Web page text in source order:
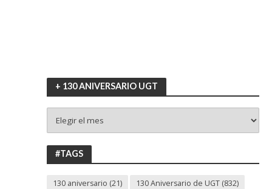
+ 130 ANIVERSARIO UGT
130
ANIVERSARIO
UGT
#TAGS
130 aniversario (21) 130 Aniversario de UGT(832)